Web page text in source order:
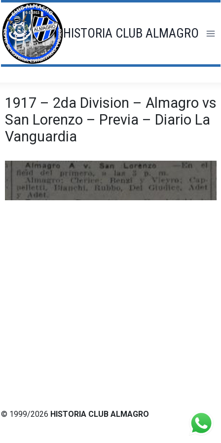
Saltar
al
contenido
HISTORIA CLUB ALMAGRO
1917 – 2da Division – Almagro vs
San Lorenzo – Previa – Diario La
Vanguardia
© 1999/2026 HISTORIA CLUB ALMAGRO